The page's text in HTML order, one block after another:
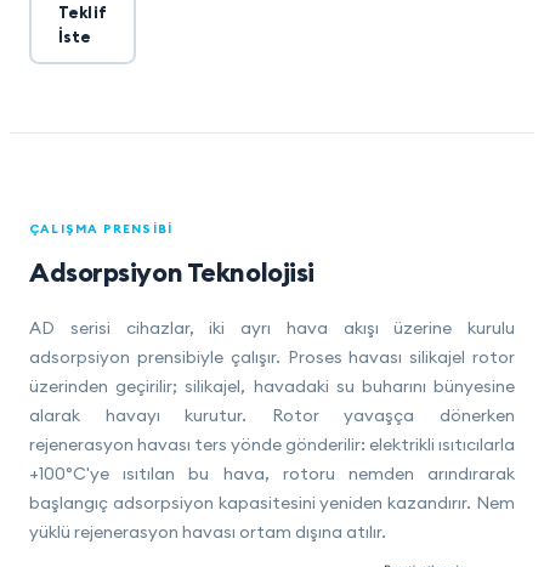
Teklif
İste
ÇALIŞMA PRENSIBI
Adsorpsiyon Teknolojisi
AD serisi cihazlar, iki ayrı hava akışı üzerine kurulu
adsorpsiyon prensibiyle çalışır. Proses havası silikajel rotor
üzerinden geçirilir; silikajel, havadaki su buharını bünyesine
alarak havayı kurutur. Rotor yavaşça dönerken
rejenerasyon havası ters yönde gönderilir: elektrikli ısıtıcılarla
+100°C'ye ısıtılan bu hava, rotoru nemden arındırarak
başlangıç adsorpsiyon kapasitesini yeniden kazandırır. Nem
yüklü rejenerasyon havası ortam dışına atılır.